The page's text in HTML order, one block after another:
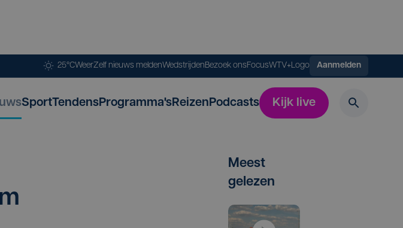
25°CWeerZelf nieuws meldenWedstrijdenBezoek onsFocusWTV+Logo Aanmelden
SportTendensProgramma'sReizenPodcasts Kijk live
Meest
gelezen